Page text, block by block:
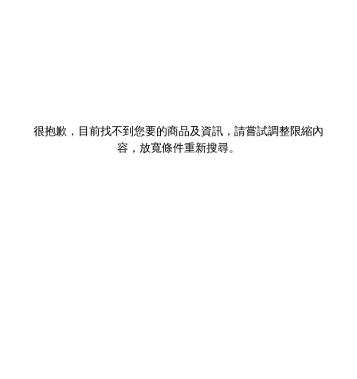
很抱歉，目前找不到您要的商品及資訊，請嘗試調整限縮內
容，放寬條件重新搜尋。